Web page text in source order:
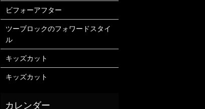
ビフォーアフター
ツーブロックのフォワードスタイ
ル
キッズカット
キッズカット